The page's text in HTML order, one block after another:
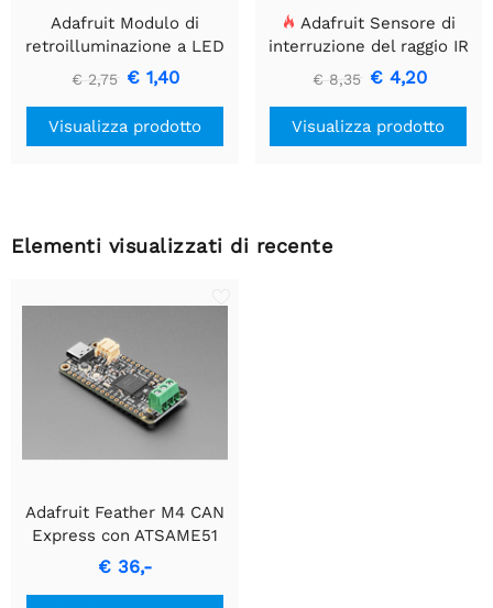
Adafruit Modulo di
retroilluminazione a LED
bianco - Piccolo 12 mm x
40 mm
€ 2,75 € 1,40
Visualizza prodotto
Adafruit Sensore di
interruzione del raggio IR
con estremità del
connettore del cavo di alta
qualità - LED da 5 mm
€ 8,35 € 4,20
Visualizza prodotto
Elementi visualizzati di recente
Adafruit Feather M4 CAN
Express con ATSAME51
€ 36,-